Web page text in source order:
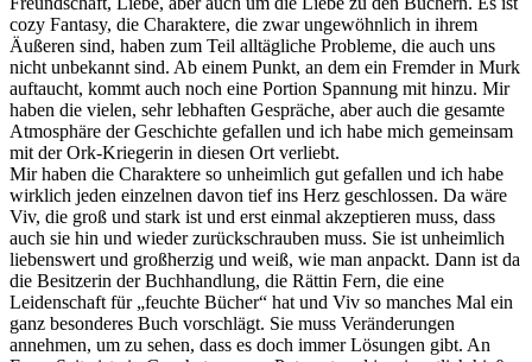
cozy Fantasy, die Charaktere, die zwar ungewöhnlich in ihrem
Äußeren sind, haben zum Teil alltägliche Probleme, die auch uns
nicht unbekannt sind. Ab einem Punkt, an dem ein Fremder in Murk
auftaucht, kommt auch noch eine Portion Spannung mit hinzu. Mir
haben die vielen, sehr lebhaften Gespräche, aber auch die gesamte
Atmosphäre der Geschichte gefallen und ich habe mich gemeinsam
mit der Ork-Kriegerin in diesen Ort verliebt.
Mir haben die Charaktere so unheimlich gut gefallen und ich habe
wirklich jeden einzelnen davon tief ins Herz geschlossen. Da wäre
Viv, die groß und stark ist und erst einmal akzeptieren muss, dass
auch sie hin und wieder zurückschrauben muss. Sie ist unheimlich
liebenswert und großherzig und weiß, wie man anpackt. Dann ist da
die Besitzerin der Buchhandlung, die Rättin Fern, die eine
Leidenschaft für „feuchte Bücher“ hat und Viv so manches Mal ein
ganz besonderes Buch vorschlägt. Sie muss Veränderungen
annehmen, um zu sehen, dass es doch immer Lösungen gibt. An